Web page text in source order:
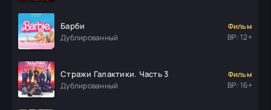
Барби
Дублированный
Фильм
ВР: 12+
Стражи Галактики. Часть 3
Дублированный
Фильм
ВР: 16+